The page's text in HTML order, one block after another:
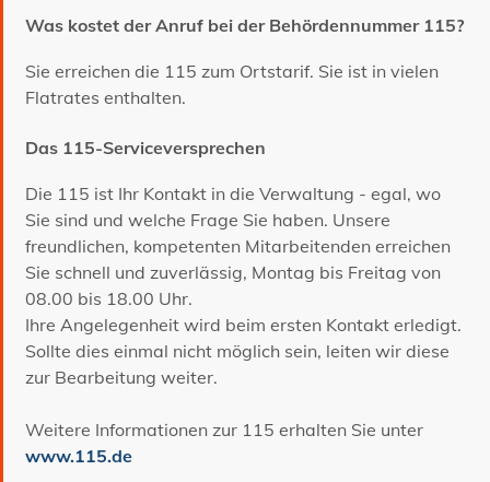
Was kostet der Anruf bei der Behördennummer 115?
Sie erreichen die 115 zum Ortstarif. Sie ist in vielen
Flatrates enthalten.
Das 115-Serviceversprechen
Die 115 ist Ihr Kontakt in die Verwaltung - egal, wo
Sie sind und welche Frage Sie haben. Unsere
freundlichen, kompetenten Mitarbeitenden erreichen
Sie schnell und zuverlässig, Montag bis Freitag von
08.00 bis 18.00 Uhr.
Ihre Angelegenheit wird beim ersten Kontakt erledigt.
Sollte dies einmal nicht möglich sein, leiten wir diese
zur Bearbeitung weiter.
Weitere Informationen zur 115 erhalten Sie unter
www.115.de